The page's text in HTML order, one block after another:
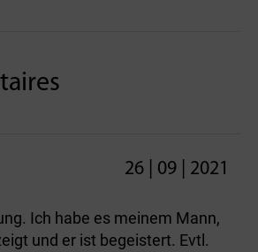
26 | 09 | 2021
Ich habe es meinem Mann,
und er ist begeistert. Evtl.